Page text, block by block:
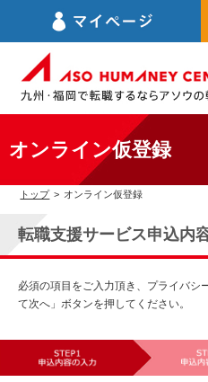
オンライン仮登録
トップ > オンライン仮登録
転職支援サービス申込内
必須の項目をご入力頂き、プライバシ
て次へ」ボタンを押してください。